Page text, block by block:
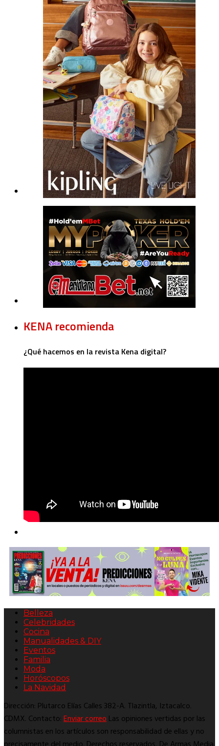
KENA recomienda
¿Qué hacemos en la revista Kena digital?
Belleza
Celebridades
Cocina
Manualidades & DIY
Eventos
Familia
Moda
Horóscopos
La Navidad
Dirección: Plutarco Elías Calles 382-A. Tlazintla, Iztacalco.
CDMX. Contacto:Enviar correoLas opiniones vertidas por las
columnistas en los artículos son responsabilidad de ellas y no